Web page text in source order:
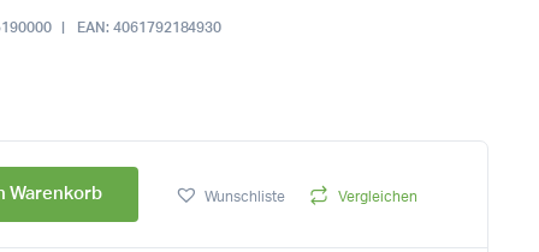
EAN: 4061792184930
Warenkorb Wunschliste Vergleichen